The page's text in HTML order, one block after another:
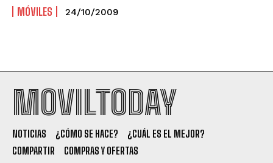
MÓVILES 24/10/2009
MOVILTODAY
NOTICIAS ¿CÓMO SE HACE?
¿CUÁL ES EL MEJOR?
COMPARTIR
COMPRAS Y OFERTAS